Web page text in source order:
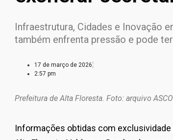
Infraestrutura, Cidades e Inovação
também enfrenta pressão e pode
17 de março de 2026
2:57 pm
Prefeitura de Alta Floresta. Foto: arquivo
Informações obtidas com